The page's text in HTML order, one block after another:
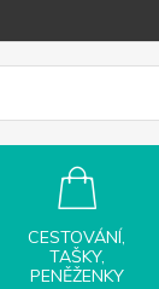
CESTOVÁNÍ,
TAŠKY,
PENĚŽENKY